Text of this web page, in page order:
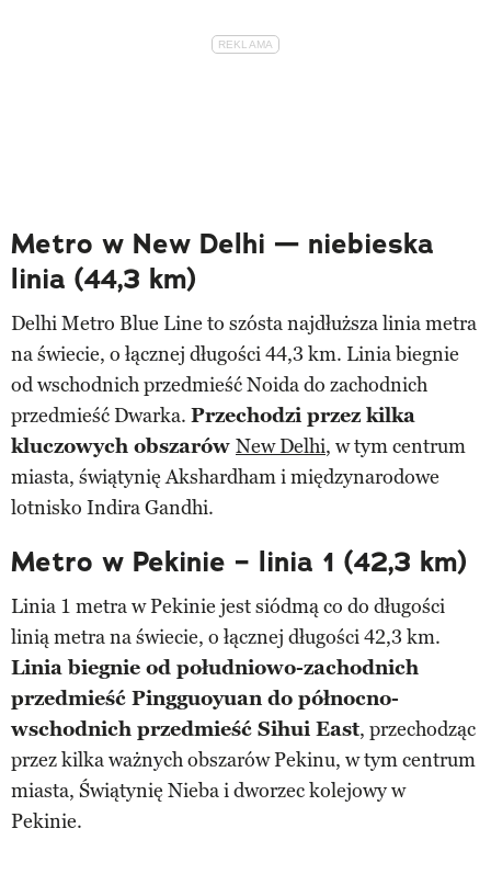
Metro w New Delhi — niebieska
linia (44,3 km)
Delhi Metro Blue Line to szósta najdłuższa linia metra
na świecie, o łącznej długości 44,3 km. Linia biegnie
od wschodnich przedmieść Noida do zachodnich
przedmieść Dwarka. Przechodzi przez kilka
kluczowych obszarów New Delhi, w tym centrum
miasta, świątynię Akshardham i międzynarodowe
lotnisko Indira Gandhi.
Metro w Pekinie – linia 1 (42,3 km)
Linia 1 metra w Pekinie jest siódmą co do długości
linią metra na świecie, o łącznej długości 42,3 km.
Linia biegnie od południowo-zachodnich
przedmieść Pingguoyuan do północno-
wschodnich przedmieść Sihui East, przechodząc
przez kilka ważnych obszarów Pekinu, w tym centrum
miasta, Świątynię Nieba i dworzec kolejowy w
Pekinie.